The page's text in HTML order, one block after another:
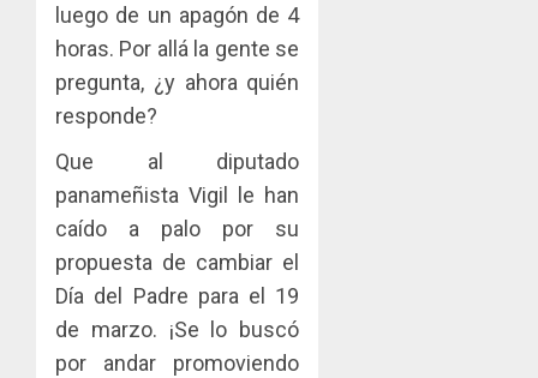
luego de un apagón de 4
horas. Por allá la gente se
pregunta, ¿y ahora quién
responde?
Que al diputado
panameñista Vigil le han
caído a palo por su
propuesta de cambiar el
Día del Padre para el 19
de marzo. ¡Se lo buscó
por andar promoviendo